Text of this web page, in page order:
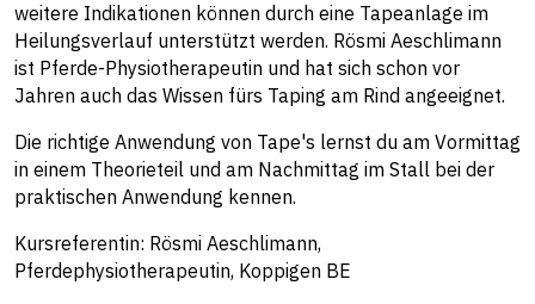
weitere Indikationen können durch eine Tapeanlage im
Heilungsverlauf unterstützt werden. Rösmi Aeschlimann
ist Pferde-Physiotherapeutin und hat sich schon vor
Jahren auch das Wissen fürs Taping am Rind angeeignet.
Die richtige Anwendung von Tape's lernst du am Vormittag
in einem Theorieteil und am Nachmittag im Stall bei der
praktischen Anwendung kennen.
Kursreferentin: Rösmi Aeschlimann,
Pferdephysiotherapeutin, Koppigen BE